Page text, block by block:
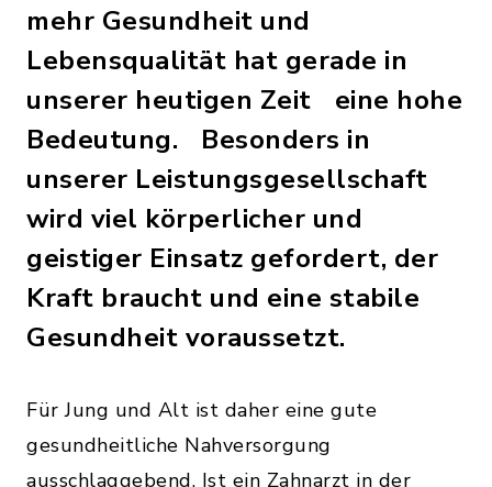
mehr Gesundheit und
Lebensqualität hat gerade in
unserer heutigen Zeit eine hohe
Bedeutung. Besonders in
unserer Leistungsgesellschaft
wird viel körperlicher und
geistiger Einsatz gefordert, der
Kraft braucht und eine stabile
Gesundheit voraussetzt.
Für Jung und Alt ist daher eine gute
gesundheitliche Nahversorgung
ausschlaggebend. Ist ein Zahnarzt in der